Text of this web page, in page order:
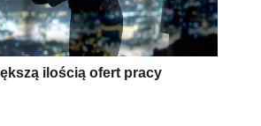
ilością ofert pracy